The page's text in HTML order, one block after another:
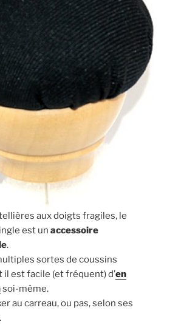
aux doigts fragiles, le
est unaccessoire
.
sortes de coussins
il est facile (et fréquent) d’en
soi-même.
au carreau, ou pas, selon ses